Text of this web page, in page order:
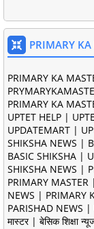
PRIMARY KA
PRIMARY KA
PRIMARY KA
UPTET HELP |
UPDATEMART |
SHIKSHA NEWS |
BASIC SHIKSHA |
SHIKSHA NEWS |
PRIMARY
NEWS | PRIMARY
PARISHAD NEWS |
मास्टर | बेसिक शिक्षा